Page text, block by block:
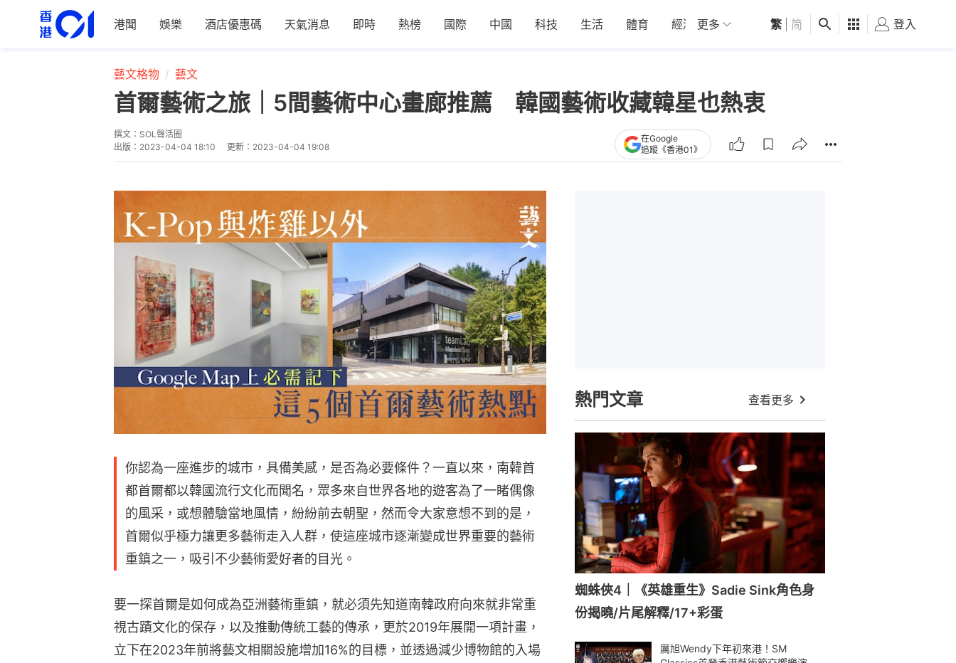
港聞 娛樂 酒店優惠碼 天氣消息 即時 熱榜 國際 中國 科技 生活 體育 經濟 01深圳 觀點 健康 好食玩飛
更多 繁 简 登入
藝文格物 藝文
首爾藝術之旅｜5間藝術中心畫廊推薦 韓國藝術收藏韓星也熱衷
撰文： SOL聲活圈
出版： 2023-04-04 18:10 更新： 2023-04-04 19:08
在Google
追蹤《香港01》
你認為一座進步的城市，具備美感，是否為必要條件？一直以來，南韓首
都首爾都以韓國流行文化而聞名，眾多來自世界各地的遊客為了一睹偶像
的風采，或想體驗當地風情，紛紛前去朝聖，然而令大家意想不到的是，
首爾似乎極力讓更多藝術走入人群，使這座城市逐漸變成世界重要的藝術
重鎮之一，吸引不少藝術愛好者的目光。
要一探首爾是如何成為亞洲藝術重鎮，就必須先知道南韓政府向來就非常重
視古蹟文化的保存，以及推動傳統工藝的傳承，更於2019年展開一項計畫，
立下在2023年前將藝文相關設施增加16%的目標，並透過減少博物館的入場
熱門文章 查看更多
蜘蛛俠4｜《英雄重生》Sadie Sink角色身
份揭曉/片尾解釋/17+彩蛋
厲旭Wendy下年初來港！SM